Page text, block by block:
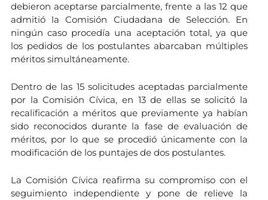
debieron aceptarse parcialmente, frente a las 12 que
admitió la Comisión Ciudadana de Selección. En
ningún caso procedía una aceptación total, ya que
los pedidos de los postulantes abarcaban múltiples
méritos simultáneamente.
Dentro de las 15 solicitudes aceptadas parcialmente
por la Comisión Cívica, en 13 de ellas se solicitó la
recalificación a méritos que previamente ya habían
sido reconocidos durante la fase de evaluación de
méritos, por lo que se procedió únicamente con la
modificación de los puntajes de dos postulantes.
La Comisión Cívica reafirma su compromiso con el
seguimiento independiente y pone de relieve la